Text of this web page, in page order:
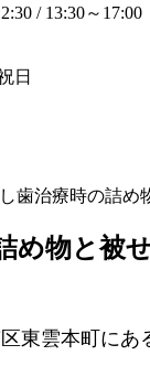
/ 13:30～17:00
日
歯治療時の詰め
め物と被
東雲本町にあ